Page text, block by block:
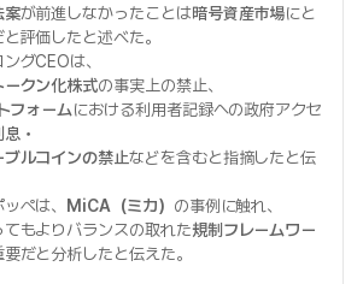
案が前進しなかったことは暗号資産市場にと
評価したと述べた。
グCEOは、
ークン化株式の事実上の禁止、
フォームにおける利用者記録への政府アクセ
・
ルコインの禁止などを含むと指摘したと伝
ペは、
MiCA（ミカ） の事例に触れ、
もよりバランスの取れた規制フレームワー
だと分析したと伝えた。